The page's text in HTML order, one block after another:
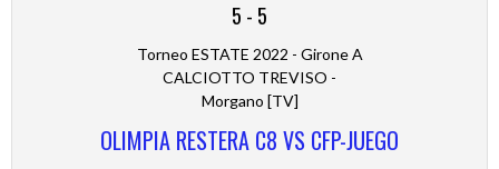
5 - 5
Torneo ESTATE 2022 - Girone A
CALCIOTTO TREVISO -
Morgano [TV]
OLIMPIA RESTERA C8 VS CFP-JUEGO